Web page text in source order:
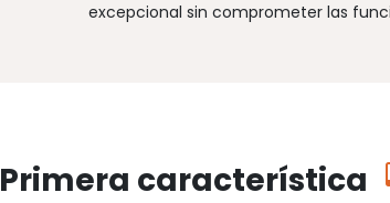
excepcional sin comprometer las
Primera característica